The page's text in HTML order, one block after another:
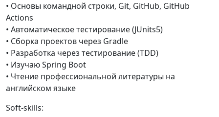
• Oсновы командной строки, Git, GitHub, GitHub
Actions
• Автоматическое тестирование (JUnits5)
• Сборка проектов через Gradle
• Разработка через тестирование (TDD)
• Изучаю Spring Boot
• Чтение профессиональной литературы на
английском языке
Soft-skills: